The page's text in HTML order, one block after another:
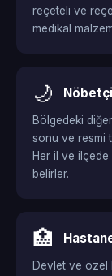
reçeteli ve
medikal
🌙
Bölgedeki
sonu ve resmi
Her il ve
belirler.
🏥
Devlet ve özel